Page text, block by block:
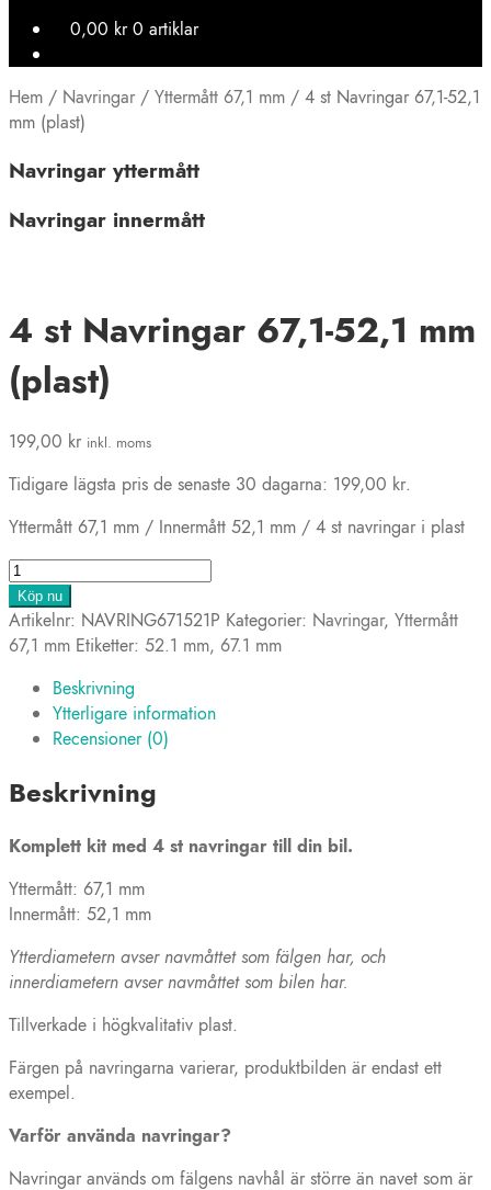
0,00 kr 0 artiklar
Hem / Navringar/ Yttermått 67,1 mm / 4 st Navringar 67,1-52,1
mm (plast)
4 st Navringar 67,1-52,1 mm
(plast)
199,00 kr inkl. moms
Tidigare lägsta pris de senaste 30 dagarna: 199,00 kr.
Yttermått 67,1 mm / Innermått 52,1 mm / 4 st navringar i plast
4
Navringar
67,1-
mm
(plast)
mängd
Köp nu
Artikelnr: NAVRING671521P Kategorier: Navringar, Yttermått
67,1 mm Etiketter: 52.1 mm, 67.1 mm
Beskrivning
Ytterligare information
Recensioner (0)
Beskrivning
Komplett kit med 4 st navringar till din bil.
Yttermått: 67,1 mm
Innermått: 52,1 mm
Ytterdiametern avser navmåttet som fälgen har, och
innerdiametern avser navmåttet som bilen har.
Tillverkade i högkvalitativ plast.
Färgen på navringarna varierar, produktbilden är endast ett
exempel.
Varför använda navringar?
Navringar används om fälgens navhål är större än navet som är
Navringar yttermått
Navringar innermått